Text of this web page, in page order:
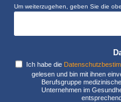
Um weiterzugehen, geben Sie die
Ich habe die
gelesen und bin mit ihnen
Berufsgruppe
Unternehmen im